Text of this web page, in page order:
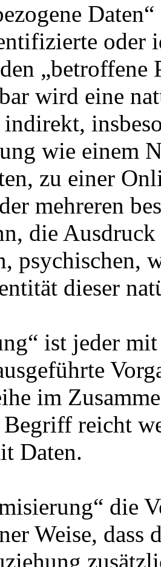
oder
„betroffene
wird eine
wie einem
zu einer
mehreren
die
psychischen,
dieser
ist jeder
im
reicht
Daten.
die
Weise, dass